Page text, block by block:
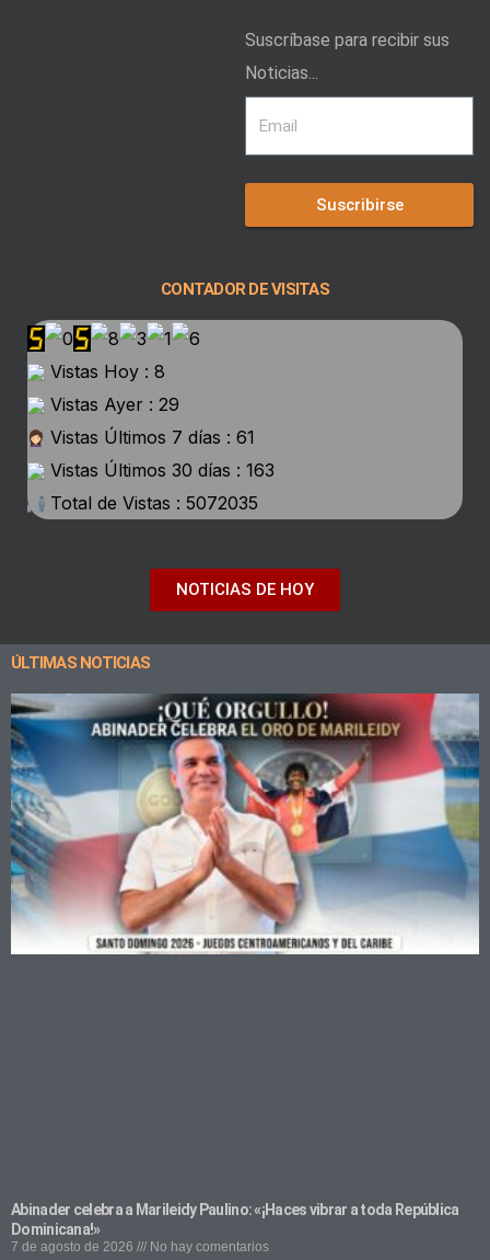
Suscríbase para recibir sus
Noticias...
Suscribirse
CONTADOR DE VISITAS
Vistas Hoy : 8
Vistas Ayer : 29
Vistas Últimos 7 días : 61
Vistas Últimos 30 días : 163
Total de Vistas : 5072035
NOTICIAS DE HOY
ÚLTIMAS NOTICIAS
Abinader celebra a Marileidy Paulino: «¡Haces vibrar a toda República
Dominicana!»
7 de agosto de 2026 No hay comentarios